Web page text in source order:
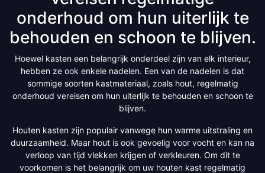
onderhoud om hun uiterlijk te
behouden en schoon te blijven.
Hoewel kasten een belangrijk onderdeel zijn van elk interieur,
hebben ze ook enkele nadelen. Een van de nadelen is dat
sommige soorten kastmateriaal, zoals hout, regelmatig
onderhoud vereisen om hun uiterlijk te behouden en schoon te
blijven.
Houten kasten zijn populair vanwege hun warme uitstraling en
duurzaamheid. Maar hout is ook gevoelig voor vocht en kan na
verloop van tijd vlekken krijgen of verkleuren. Om dit te
voorkomen is het belangrijk om uw houten kast regelmatig